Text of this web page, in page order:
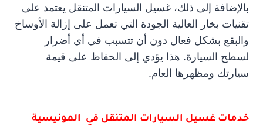
بالإضافة إلى ذلك، غسيل السيارات المتنقل يعتمد على
تقنيات بخار العالية الجودة التي تعمل على إزالة الأوساخ
والبقع بشكل فعال دون أن تتسبب في أي أضرار
لسطح السيارة. هذا يؤدي إلى الحفاظ على قيمة
سيارتك ومظهرها العام.
خدمات غسيل السيارات المتنقل في المونيسية